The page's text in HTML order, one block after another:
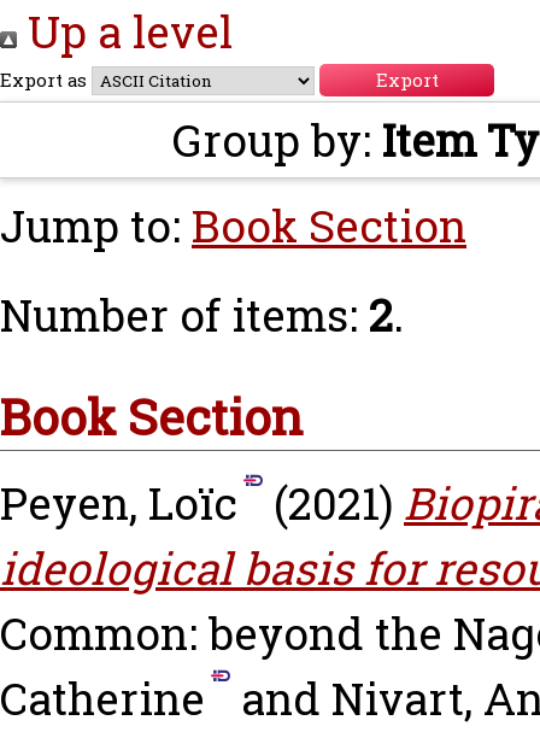
Up a level
Export as
Group by: Item
Jump to: Book Section
Number of items: 2.
Book Section
Peyen, Loïc (2021)
ideological basis for
Common: beyond the
Catherine
and Nivart,